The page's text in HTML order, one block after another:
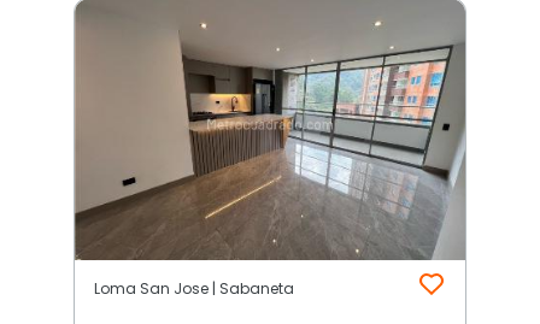
Loma San Jose | Sabaneta